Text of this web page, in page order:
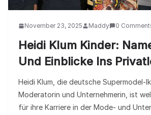
November 23, 2025 Maddy 0
Heidi Klum Kinder:
Und Einblicke Ins
Heidi Klum, die deutsche Supermodel-
Moderatorin und Unternehmerin, ist
für ihre Karriere in der Mode- und